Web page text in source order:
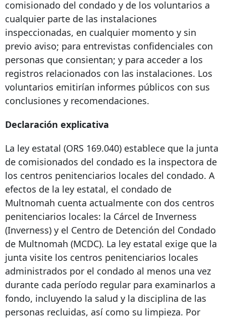
comisionado del condado y de los voluntarios a
cualquier parte de las instalaciones
inspeccionadas, en cualquier momento y sin
previo aviso; para entrevistas confidenciales con
personas que consientan; y para acceder a los
registros relacionados con las instalaciones. Los
voluntarios emitirían informes públicos con sus
conclusiones y recomendaciones.
Declaración explicativa
La ley estatal (ORS 169.040) establece que la junta
de comisionados del condado es la inspectora de
los centros penitenciarios locales del condado. A
efectos de la ley estatal, el condado de
Multnomah cuenta actualmente con dos centros
penitenciarios locales: la Cárcel de Inverness
(Inverness) y el Centro de Detención del Condado
de Multnomah (MCDC). La ley estatal exige que la
junta visite los centros penitenciarios locales
administrados por el condado al menos una vez
durante cada período regular para examinarlos a
fondo, incluyendo la salud y la disciplina de las
personas recluidas, así como su limpieza. Por